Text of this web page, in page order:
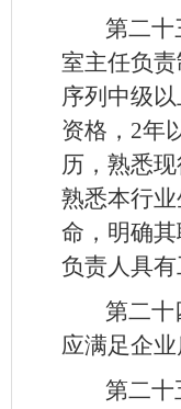
第二十
室主任负
序列中级
资格，2年
历，熟悉
熟悉本行
命，明确
负责人具有
第二十
应满足企业
第二十